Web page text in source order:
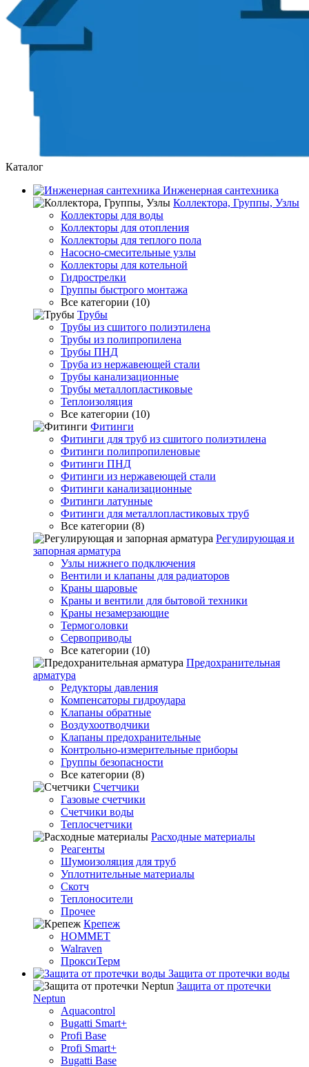
Каталог
Инженерная сантехника
Коллектора, Группы, Узлы
Коллекторы для воды
Коллекторы для отопления
Коллекторы для теплого пола
Насосно-смесительные узлы
Коллекторы для котельной
Гидрострелки
Группы быстрого монтажа
Все категории (10)
Трубы
Трубы из сшитого полиэтилена
Трубы из полипропилена
Трубы ПНД
Труба из нержавеющей стали
Трубы канализационные
Трубы металлопластиковые
Теплоизоляция
Все категории (10)
Фитинги
Фитинги для труб из сшитого полиэтилена
Фитинги полипропиленовые
Фитинги ПНД
Фитинги из нержавеющей стали
Фитинги канализационные
Фитинги латунные
Фитинги для металлопластиковых труб
Все категории (8)
Регулирующая и
запорная арматура
Узлы нижнего подключения
Вентили и клапаны для радиаторов
Краны шаровые
Краны и вентили для бытовой техники
Краны незамерзающие
Термоголовки
Сервоприводы
Все категории (10)
Предохранительная
арматура
Редукторы давления
Компенсаторы гидроудара
Клапаны обратные
Воздухоотводчики
Клапаны предохранительные
Контрольно-измерительные приборы
Группы безопасности
Все категории (8)
Счетчики
Газовые счетчики
Счетчики воды
Теплосчетчики
Расходные материалы
Реагенты
Шумоизоляция для труб
Уплотнительные материалы
Скотч
Теплоносители
Прочее
Крепеж
HOMMET
Walraven
ПроксиТерм
Защита от протечки воды
Защита от протечки
Neptun
Aquacontrol
Bugatti Smart+
Profi Base
Profi Smart+
Bugatti Base